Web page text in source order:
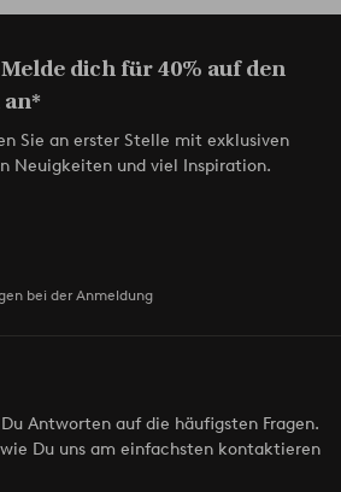
dich für 40% auf den
Sie an erster Stelle mit exklusiven
Neuigkeiten und viel Inspiration.
bei der Anmeldung
Antworten auf die häufigsten Fragen.
Du uns am einfachsten kontaktieren